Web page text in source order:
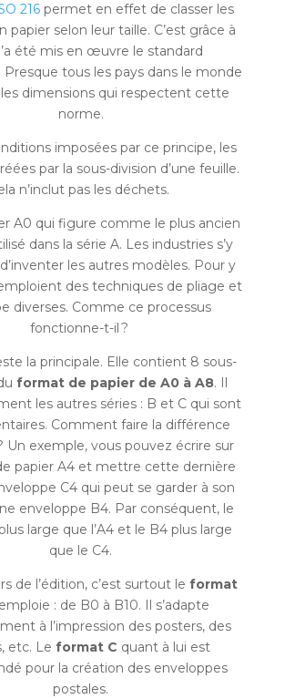
216 permet en effet de classer les
papier selon leur taille. C’est grâce à
été mis en œuvre le standard
Presque tous les pays dans le monde
dimensions qui respectent cette
norme.
imposées par ce principe, les
par la sous-division d’une feuille.
n’inclut pas les déchets.
A0 qui figure comme le plus ancien
dans la série A. Les industries s’y
les autres modèles. Pour y
des techniques de pliage et
diverses. Comme ce processus
fonctionne-t-il ?
la principale. Elle contient 8 sous-
format de papier de A0 à A8. Il
les autres séries : B et C qui sont
Comment faire la différence
Un exemple, vous pouvez écrire sur
papier A4 et mettre cette dernière
C4 qui peut se garder à son
enveloppe B4. Par conséquent, le
large que l’A4 et le B4 plus large
que le C4.
de l’édition, c’est surtout le format
: de B0 à B10. Il s’adapte
à l’impression des posters, des
etc. Le format C quant à lui est
pour la création des enveloppes
postales.